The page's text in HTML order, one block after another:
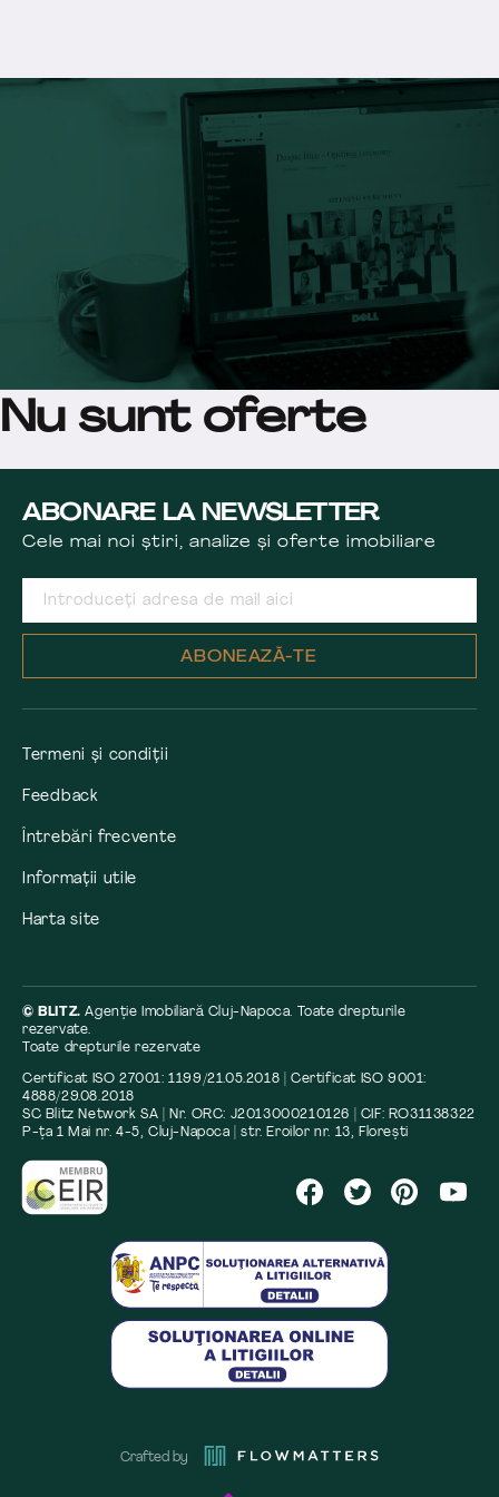
Nu sunt oferte
ABONARE LA NEWSLETTER
Cele mai noi știri, analize și oferte imobiliare
ABONEAZĂ-TE
Termeni și condiții
Feedback
Întrebări frecvente
Informații utile
Harta site
© BLITZ.Agenție Imobiliară Cluj-Napoca. Toate drepturile
rezervate.
Toate drepturile rezervate
Certificat ISO 27001: 1199/21.05.2018 | Certificat ISO 9001:
4888/29.08.2018
SC Blitz Network SA | Nr. ORC: J2013000210126 | CIF: RO31138322
P-ța 1 Mai nr. 4-5, Cluj-Napoca | str. Eroilor nr. 13, Florești
Crafted by